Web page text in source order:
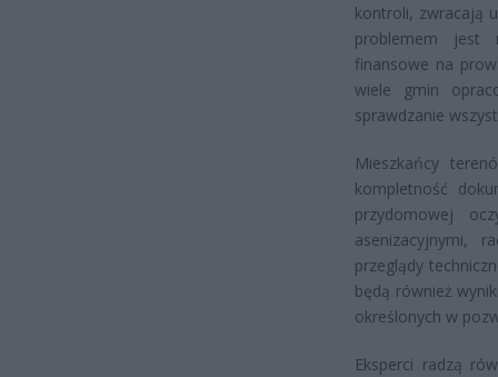
kontroli, zwracają
problemem jest
finansowe na
wiele gmin
sprawdzanie
Mieszkańcy
kompletność
przydomowej
asenizacyjnymi,
przeglądy
będą również
określonych w
Eksperci radzą